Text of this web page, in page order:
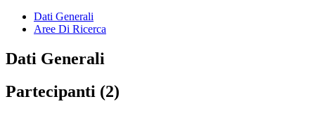
Dati Generali
Aree Di Ricerca
Dati Generali
Partecipanti (2)